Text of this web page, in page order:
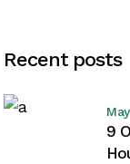
Recent posts
9